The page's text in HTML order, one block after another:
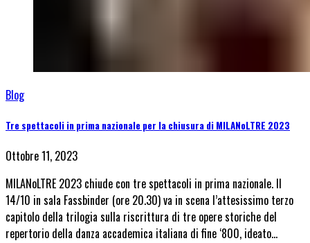
Blog
Tre spettacoli in prima nazionale per la chiusura di MILANoLTRE 2023
Ottobre 11, 2023
MILANoLTRE 2023 chiude con tre spettacoli in prima nazionale. Il
14/10 in sala Fassbinder (ore 20.30) va in scena l’attesissimo terzo
capitolo della trilogia sulla riscrittura di tre opere storiche del
repertorio della danza accademica italiana di fine ‘800, ideato…